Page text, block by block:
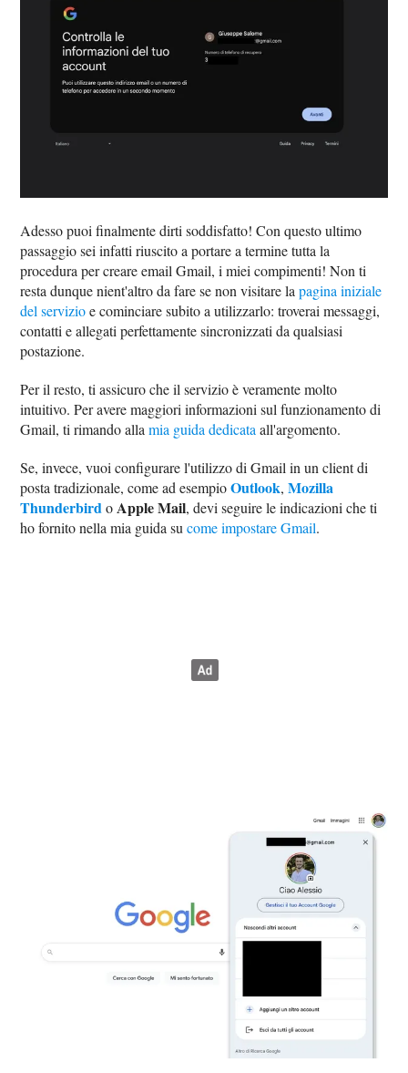
Adesso puoi finalmente dirti soddisfatto! Con questo ultimo
passaggio sei infatti riuscito a portare a termine tutta la
procedura per creare email Gmail, i miei compimenti! Non ti
resta dunque nient'altro da fare se non visitare lapagina iniziale
del servizioe cominciare subito a utilizzarlo: troverai messaggi,
contatti e allegati perfettamente sincronizzati da qualsiasi
postazione.
Per il resto, ti assicuro che il servizio è veramente molto
intuitivo. Per avere maggiori informazioni sul funzionamento di
Gmail, ti rimando allamia guida dedicata all'argomento.
Se, invece, vuoi configurare l'utilizzo di Gmail in un client di
posta tradizionale, come ad esempioOutlook,Mozilla
Thunderbirdo Apple Mail, devi seguire le indicazioni che ti
ho fornito nella mia guida sucome impostare Gmail.